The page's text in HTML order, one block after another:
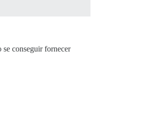
conseguir fornecer